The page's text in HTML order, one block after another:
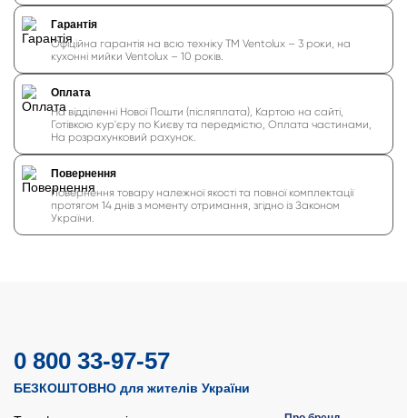
Гарантія
Офіційна гарантія на всю техніку ТМ Ventolux – 3 роки, на
кухонні мийки Ventolux – 10 років.
Оплата
На відділенні Нової Пошти (післяплата), Картою на сайті,
Готівкою кур'єру по Києву та передмістю, Оплата частинами,
На розрахунковий рахунок.
Повернення
Повернення товару належної якості та повної комплектації
протягом 14 днів з моменту отримання, згідно із Законом
України.
0 800 33-97-57
БЕЗКОШТОВНО для жителів України